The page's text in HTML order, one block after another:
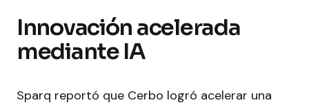
Innovación acelerada
mediante IA
Sparq reportó que Cerbo logró acelerar una